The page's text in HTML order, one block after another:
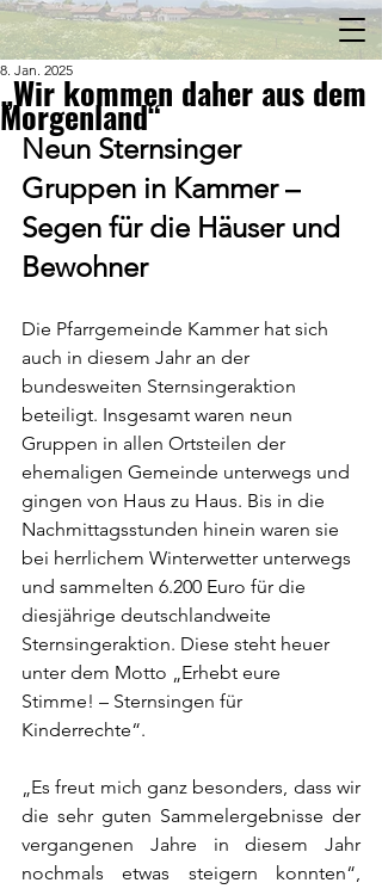
„Wir kommen daher aus dem
Morgenland“
8. Jan. 2025
Neun Sternsinger
Gruppen in Kammer –
Segen für die Häuser und
Bewohner
Die Pfarrgemeinde Kammer hat sich
auch in diesem Jahr an der
bundesweiten Sternsingeraktion
beteiligt. Insgesamt waren neun
Gruppen in allen Ortsteilen der
ehemaligen Gemeinde unterwegs und
gingen von Haus zu Haus. Bis in die
Nachmittagsstunden hinein waren sie
bei herrlichem Winterwetter unterwegs
und sammelten 6.200 Euro für die
diesjährige deutschlandweite
Sternsingeraktion. Diese steht heuer
unter dem Motto „Erhebt eure
Stimme! – Sternsingen für
Kinderrechte“.
„Es freut mich ganz besonders, dass wir
die sehr guten Sammelergebnisse der
vergangenen Jahre in diesem Jahr
nochmals etwas steigern konnten“,